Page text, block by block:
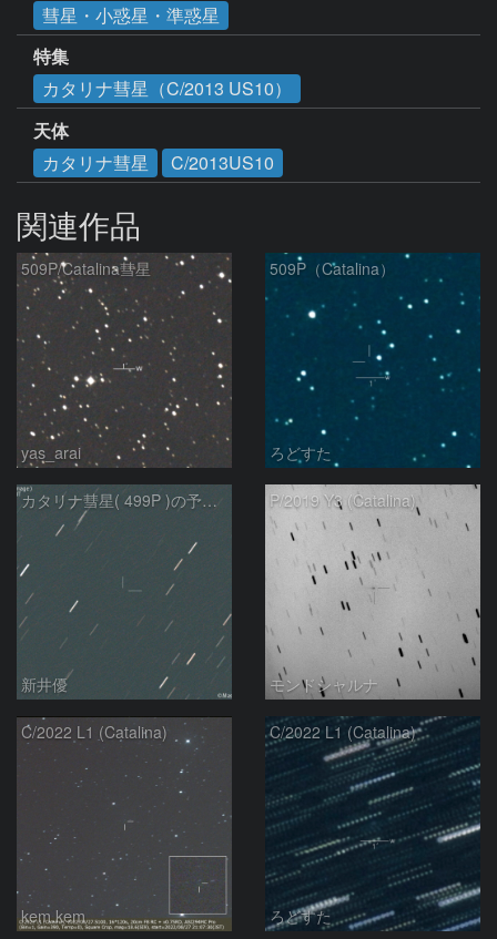
彗星・小惑星・準惑星
特集
カタリナ彗星（C/2013 US10）
天体
カタリナ彗星
C/2013US10
関連作品
509P/Catalina彗星
yas_arai
509P（Catalina）
ろどすた
カタリナ彗星( 499P )の予報位置：2025/04/27
新井優
P/2019 Y3 (Catalina)
モンドシャルナ
C/2022 L1 (Catalina)
kem.kem
C/2022 L1 (Catalina)
ろどすた